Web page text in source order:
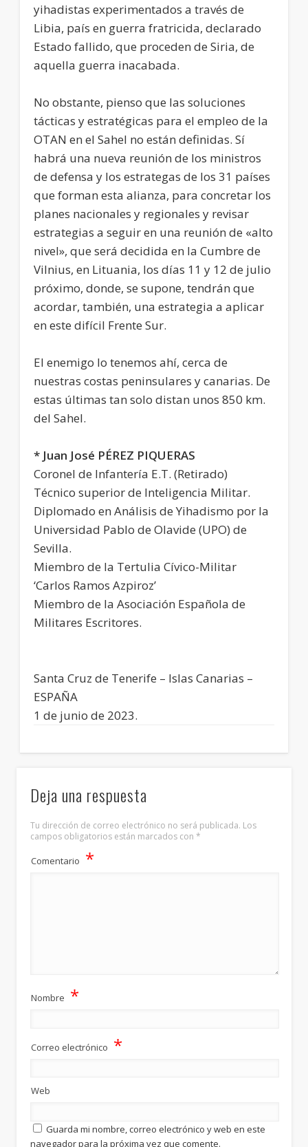
yihadistas experimentados a través de
Libia, país en guerra fratricida, declarado
Estado fallido, que proceden de Siria, de
aquella guerra inacabada.
No obstante, pienso que las soluciones
tácticas y estratégicas para el empleo de la
OTAN en el Sahel no están definidas. Sí
habrá una nueva reunión de los ministros
de defensa y los estrategas de los 31 países
que forman esta alianza, para concretar los
planes nacionales y regionales y revisar
estrategias a seguir en una reunión de «alto
nivel», que será decidida en la Cumbre de
Vilnius, en Lituania, los días 11 y 12 de julio
próximo, donde, se supone, tendrán que
acordar, también, una estrategia a aplicar
en este difícil Frente Sur.
El enemigo lo tenemos ahí, cerca de
nuestras costas peninsulares y canarias. De
estas últimas tan solo distan unos 850 km.
del Sahel.
* Juan José PÉREZ PIQUERAS
Coronel de Infantería E.T. (Retirado)
Técnico superior de Inteligencia Militar.
Diplomado en Análisis de Yihadismo por la
Universidad Pablo de Olavide (UPO) de
Sevilla.
Miembro de la Tertulia Cívico-Militar
‘Carlos Ramos Azpiroz’
Miembro de la Asociación Española de
Militares Escritores.
Santa Cruz de Tenerife – Islas Canarias –
ESPAÑA
1 de junio de 2023.
Deja una respuesta
Tu dirección de correo electrónico no será publicada. Los
campos obligatorios están marcados con*
Comentario *
Nombre *
Correo electrónico *
Web
Guarda mi nombre, correo electrónico y web en este
navegador para la próxima vez que comente.